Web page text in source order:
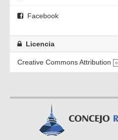
Facebook
Licencia
Creative Commons Attribution